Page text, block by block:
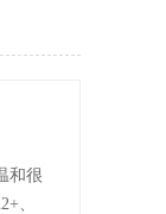
和很
、